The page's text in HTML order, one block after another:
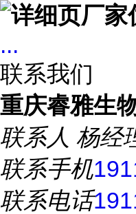
...
联系我们
重庆睿雅生
联系人 杨经
联系手机
联系电话